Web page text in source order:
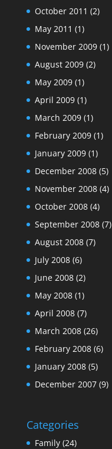
October 2011 (2)
May 2011 (1)
November 2009(1)
August 2009(2)
May 2009(1)
April 2009(1)
March 2009(1)
February 2009(1)
January 2009(1)
December 2008(5)
November 2008(4)
October 2008(4)
September 2008(7)
August 2008(7)
July 2008(6)
June 2008(2)
May 2008(1)
April 2008(7)
March 2008(26)
February 2008(6)
January 2008(5)
December 2007(9)
Categories
Family(24)